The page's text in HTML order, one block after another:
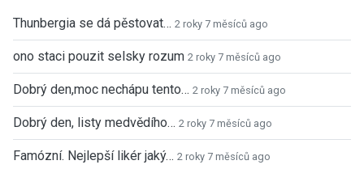
Thunbergia se dá pěstovat… 2 roky 7 měsíců ago
ono staci pouzit selsky rozum 2 roky 7 měsíců ago
Dobrý den,moc nechápu tento… 2 roky 7 měsíců ago
Dobrý den, listy medvědího… 2 roky 7 měsíců ago
Famózní. Nejlepší likér jaký… 2 roky 7 měsíců ago